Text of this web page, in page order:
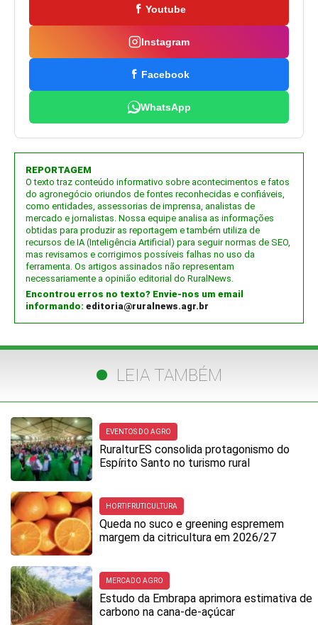
Youtube
Instagram
Facebook
WhatsApp
REPORTAGEM
O texto traz conteúdo informativo sobre acontecimentos e fatos
do agronegócio oriundos de fontes reconhecidas e confiáveis,
como entidades, assessorias de imprensa, analistas de
mercado e jornalistas. Nossa equipe analisa as informações
obtidas para produzir as reportagem e também utiliza de
recursos de IA (Inteligência Artificial) para seguir normas de SEO,
mas revisamos e corrigimos possíveis falhas no uso da
ferramenta. Os artigos assinados não representam
necessariamente a opinião editorial do RuralNews.
Encontrou erros no texto? Envie-nos um email
informando: editoria@ruralnews.agr.br
LEIA TAMBÉM
EVENTOS DO AGRO
RuralturES consolida protagonismo do
Espírito Santo no turismo rural
HORTIFRUTICULTURA
Queda no suco e greening espremem
margem da citricultura em 2026/27
MERCADO AGRO
Estudo da Embrapa aprimora estimativa de
carbono na cana-de-açúcar